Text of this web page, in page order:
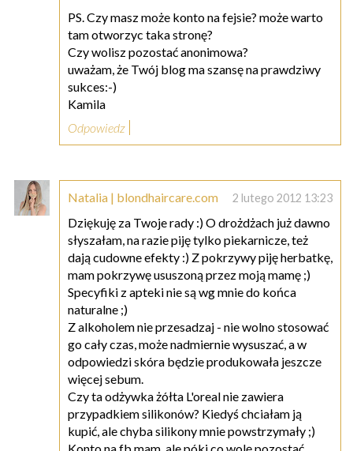
PS. Czy masz może konto na fejsie? może warto
tam otworzyc taka stronę?
Czy wolisz pozostać anonimowa?
uważam, że Twój blog ma szansę na prawdziwy
sukces:-)
Kamila
Odpowiedz
Natalia | blondhaircare.com 2 lutego 2012 13:23
Dziękuję za Twoje rady :) O drożdżach już dawno
słyszałam, na razie piję tylko piekarnicze, też
dają cudowne efekty :) Z pokrzywy piję herbatkę,
mam pokrzywę ususzoną przez moją mamę ;)
Specyfiki z apteki nie są wg mnie do końca
naturalne ;)
Z alkoholem nie przesadzaj - nie wolno stosować
go cały czas, może nadmiernie wysuszać, a w
odpowiedzi skóra będzie produkowała jeszcze
więcej sebum.
Czy ta odżywka żółta L'oreal nie zawiera
przypadkiem silikonów? Kiedyś chciałam ją
kupić, ale chyba silikony mnie powstrzymały ;)
Konto na fb mam, ale póki co wolę pozostać